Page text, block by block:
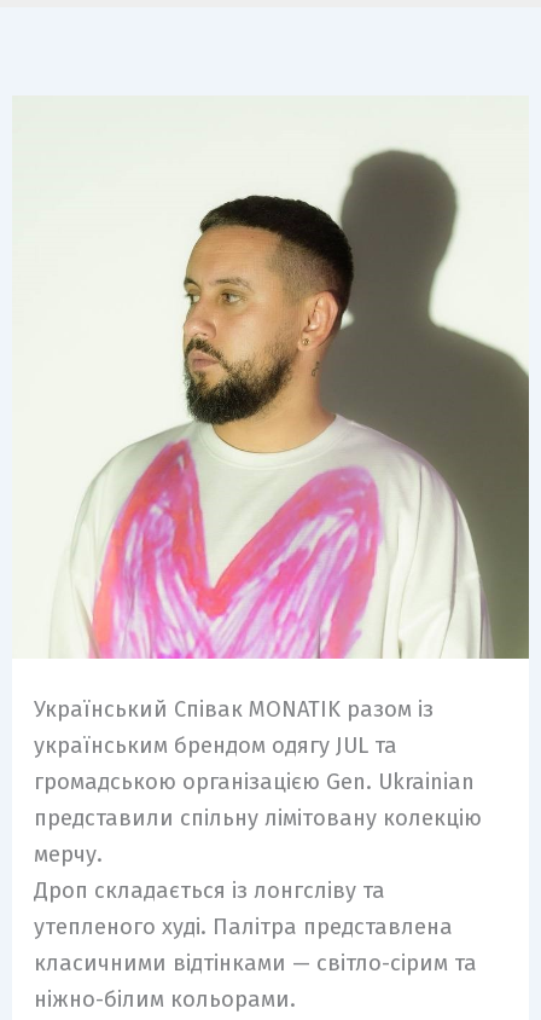
Український Співак MONATIK разом із
українським брендом одягу JUL та
громадською організацією Gen. Ukrainian
представили спільну лімітовану колекцію
мерчу.
Дроп складається із лонгсліву та
утепленого худі. Палітра представлена
класичними відтінками — світло-сірим та
ніжно-білим кольорами.